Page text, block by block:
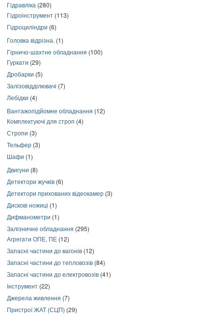
Гідравліка (280)
Гідроінструмент (113)
Гідроциліндри (6)
Головка відрізна. (1)
Гірничо-шахтне обладнання (100)
Гуркати (29)
Дробарки (5)
Залізовідділювачі (7)
Лебідки (4)
Вантажопідйомне обладнання (12)
Комплектуючі для строп (4)
Стропи (3)
Тельфер (3)
Шафи (1)
Двигуни (8)
Детектори жучків (6)
Детектори прихованих відеокамер (3)
Дискові ножиці (1)
Дифманометри (1)
Залізничне обладнання (295)
Агрегати ОПЕ, ПЕ (12)
Запасні частини до вагонів (12)
Запасні частини до тепловозів (84)
Запасні частини до електровозів (41)
Інструмент (22)
Джерела живлення (7)
Пристрої ЖАТ (СЦП) (29)